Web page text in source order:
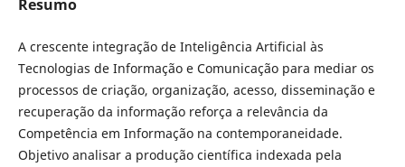
Resumo
A crescente integração de Inteligência Artificial às
Tecnologias de Informação e Comunicação para mediar os
processos de criação, organização, acesso, disseminação e
recuperação da informação reforça a relevância da
Competência em Informação na contemporaneidade.
Objetivo analisar a produção científica indexada pela